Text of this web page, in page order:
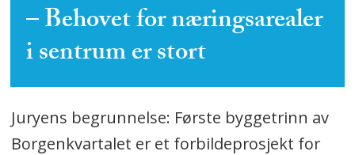
– Behovet for næringsarealer
i sentrum er stort
Juryens begrunnelse: Første byggetrinn av
Borgenkvartalet er et forbildeprosjekt for